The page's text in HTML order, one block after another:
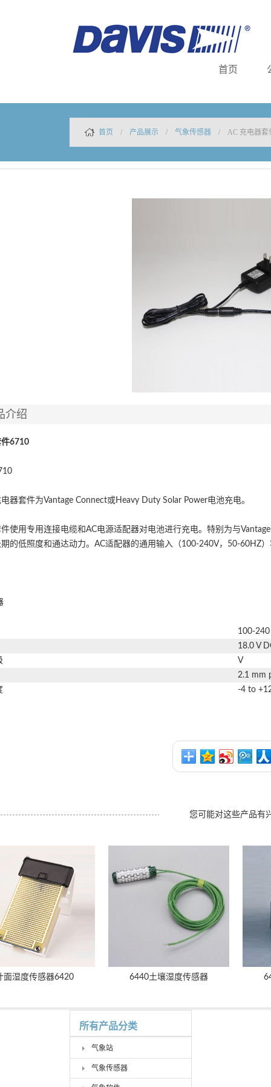
首页
首页 / 产品展示 / 气象传感器 / AC 充电器套
介绍
6710
器套件为Vantage Connect或Heavy Duty Solar Power电池充电。
使用专用连接电缆和AC电源适配器对电池进行充电。特别为与
的低照度和通达动力。AC适配器的通用输入（100-240V，50-60HZ
100-240
18.0 V
V
2.1 mm
-4 to
您可能对这些产品有
面湿度传感器6420 6440土壤湿度传感器
所有产品分类
气象站
气象传感器